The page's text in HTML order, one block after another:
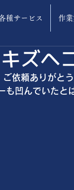
種サービス 作
ズヘ
依頼ありがとう
凹んでいたと